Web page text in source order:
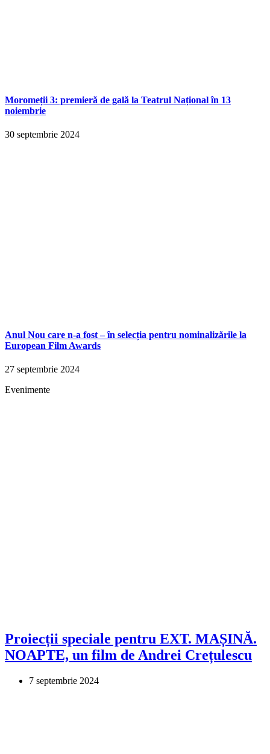
Moromeții 3: premieră de gală la Teatrul Național în 13
noiembrie
30 septembrie 2024
Anul Nou care n-a fost – în selecția pentru nominalizările la
European Film Awards
27 septembrie 2024
Evenimente
Proiecții speciale pentru EXT. MAȘINĂ.
NOAPTE, un film de Andrei Crețulescu
7 septembrie 2024